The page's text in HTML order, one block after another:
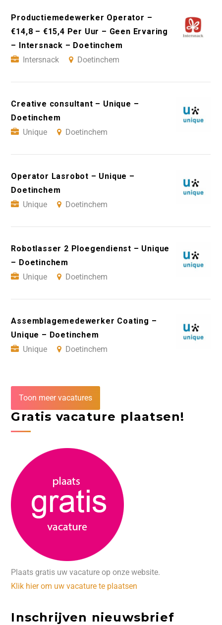
Productiemedewerker Operator –
€14,8 – €15,4 Per Uur – Geen Ervaring
– Intersnack – Doetinchem
Intersnack
Doetinchem
Creative consultant – Unique –
Doetinchem
Unique
Doetinchem
Operator Lasrobot – Unique –
Doetinchem
Unique
Doetinchem
Robotlasser 2 Ploegendienst – Unique
– Doetinchem
Unique
Doetinchem
Assemblagemedewerker Coating –
Unique – Doetinchem
Unique
Doetinchem
Toon meer vacatures
Gratis vacature plaatsen!
Plaats gratis uw vacature op onze website.
Klik hier om uw vacature te plaatsen
Inschrijven nieuwsbrief